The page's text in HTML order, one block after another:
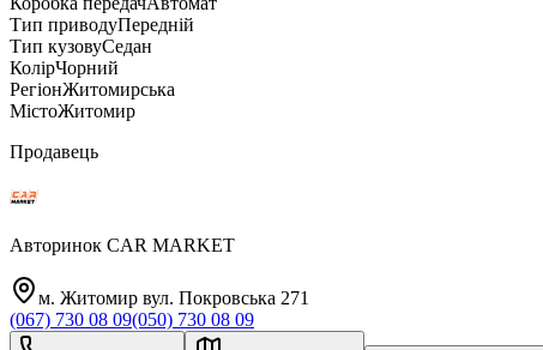
Тип приводуПередній
Тип кузовуСедан
КолірЧорний
РегіонЖитомирська
МістоЖитомир
Продавець
Авторинок CAR MARKET
м. Житомир вул. Покровська 271
(067) 730 08 09(050) 730 08 09